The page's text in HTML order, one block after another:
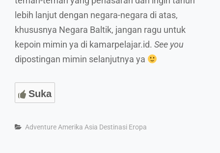
lebih lanjut dengan negara-negara di atas,
khususnya Negara Baltik, jangan ragu untuk
kepoin mimin ya di kamarpelajar.id. See you
dipostingan mimin selanjutnya ya
Suka
Categories
Adventure Amerika Asia Destinasi Eropa